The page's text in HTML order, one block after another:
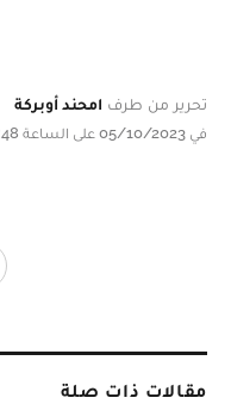
تحرير من طرف امحند أوبركة
في 05/10/2023 على الساعة 22:48
مقالات ذات صلة